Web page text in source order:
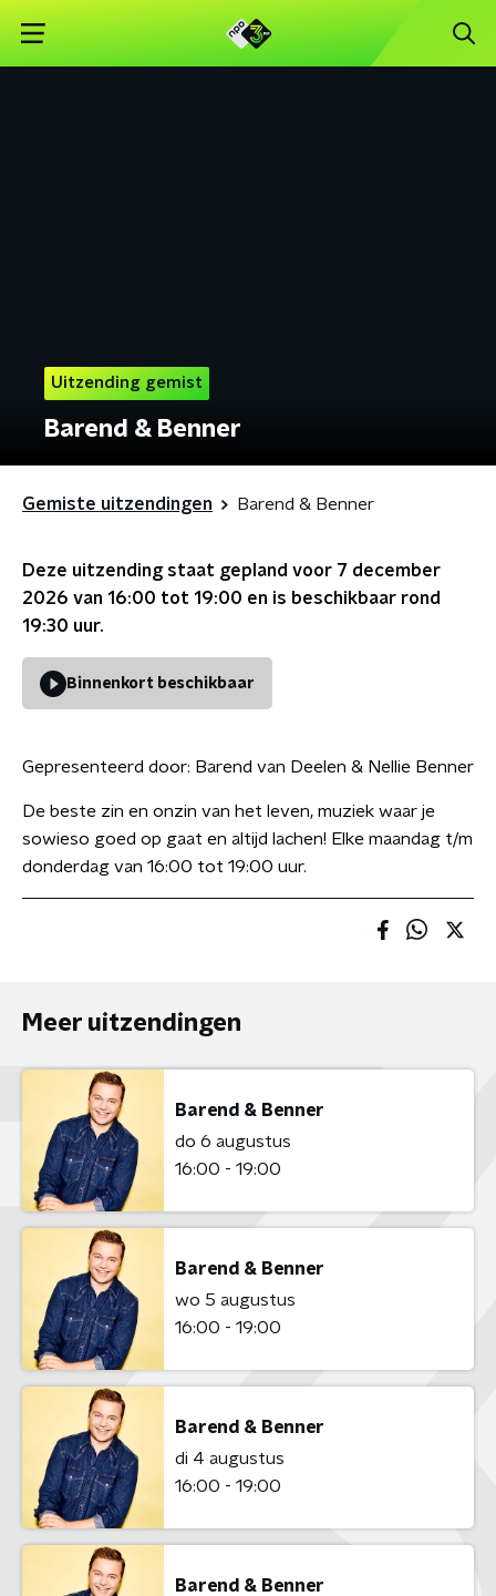
Uitzending gemist
Barend & Benner
Gemiste uitzendingen Barend & Benner
Deze uitzending staat gepland voor 7 december
2026 van 16:00 tot 19:00 en is beschikbaar rond
19:30 uur.
Binnenkort beschikbaar
Gepresenteerd door: Barend van Deelen & Nellie Benner
De beste zin en onzin van het leven, muziek waar je
sowieso goed op gaat en altijd lachen! Elke maandag t/m
donderdag van 16:00 tot 19:00 uur.
Meer uitzendingen
Barend & Benner
do 6 augustus
16:00 - 19:00
Barend & Benner
wo 5 augustus
16:00 - 19:00
Barend & Benner
di 4 augustus
16:00 - 19:00
Barend & Benner